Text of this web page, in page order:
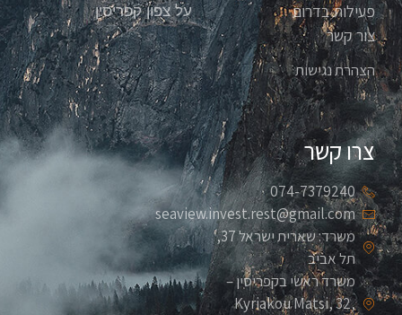
פעילות בדרום
צור קשר
הצהרת נגישות
על צפון קפריסין
צרו קשר
074-7379240
seaview.invest.rest@gmail.com
משרד: שארית ישראל 37,
תל אביב
משרד ראשי בקפריסין –
Kyriakou Matsi, 32,